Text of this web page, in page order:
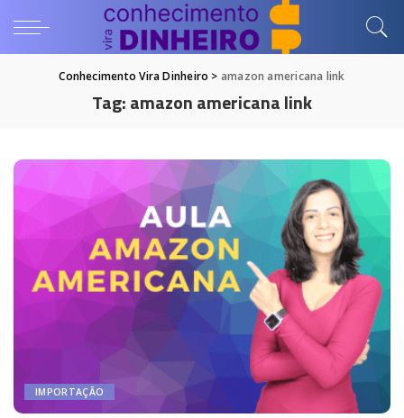
Conhecimento Vira Dinheiro > amazon americana link
Tag:amazon americana link
IMPORTAÇÃO